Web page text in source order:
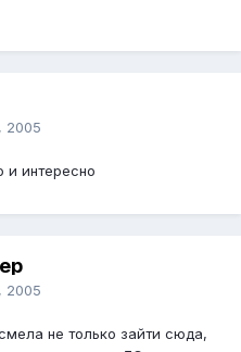
2005
и интересно
2005
не только зайти сюда,